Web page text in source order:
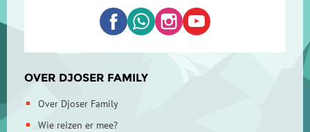
OVER DJOSER FAMILY
Over Djoser Family
Wie reizen er mee?